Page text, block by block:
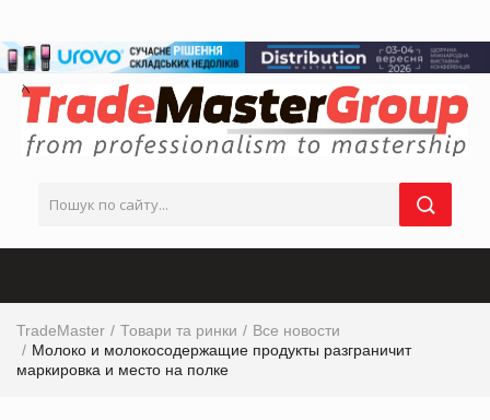
TradeMaster Товари та ринки
Все новости
Молоко и молокосодержащие продукты разграничит
маркировка и место на полке